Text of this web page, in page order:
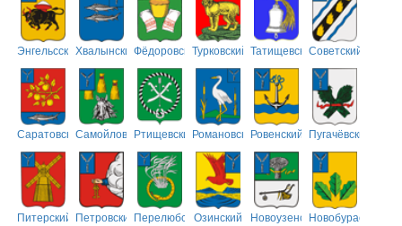
ЭнгельсскийХвалынскийФёдоровскийТурковский ТатищевскийСоветский
СаратовскийСамойловскийРтищевскийРомановскийРовенский Пугачёвский
Питерский ПетровскийПерелюбскийОзинский НовоузенскийНовобурасский